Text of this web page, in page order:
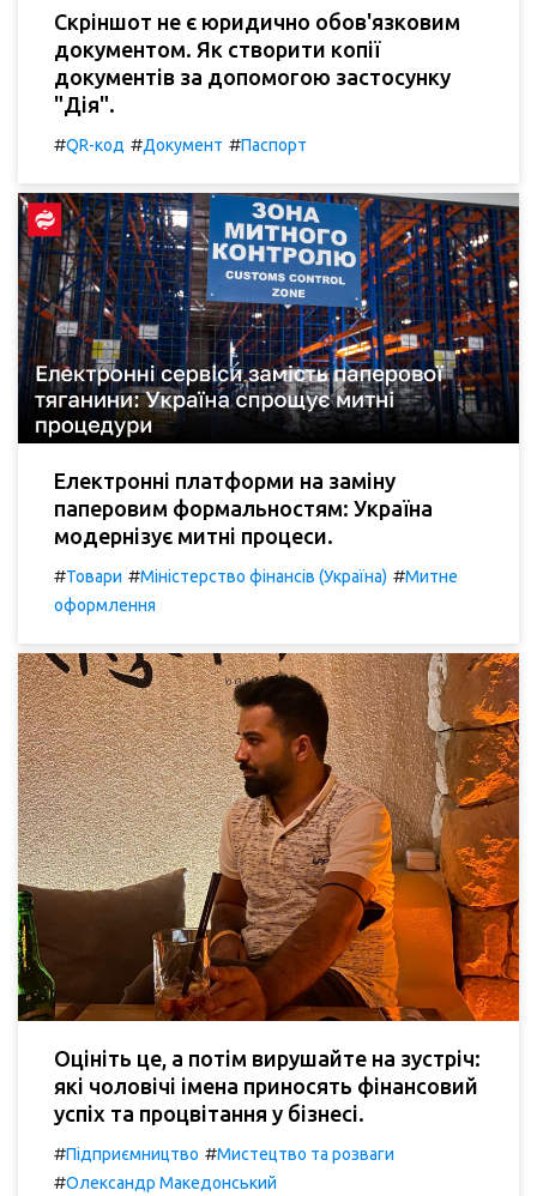
Скріншот не є юридично обов'язковим
документом. Як створити копії
документів за допомогою застосунку
"Дія".
#QR-код #Документ #Паспорт
Електронні платформи на заміну
паперовим формальностям: Україна
модернізує митні процеси.
#Товари #Міністерство фінансів (Україна) #Митне
оформлення
Оцініть це, а потім вирушайте на зустріч:
які чоловічі імена приносять фінансовий
успіх та процвітання у бізнесі.
#Підприємництво #Мистецтво та розваги
#Олександр Македонський